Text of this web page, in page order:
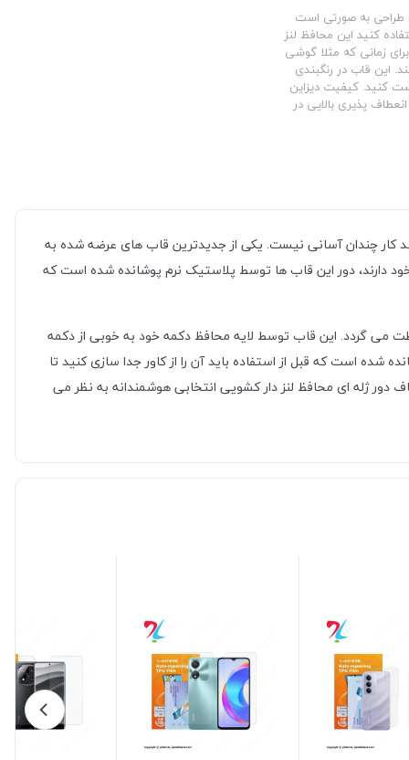
طراحی به صورتی است
کنید این محافظ لنز
زمانی که مثلا گوشی
این قاب در رنگبندی
کنید. کیفیت دیزاین
پذیری بالایی در
کار چندان آسانی نیست. یکی از جدیدترین قاب های عرضه شده به
دارند، دور این قاب ها توسط پلاستیک نرم پوشانده شده است که
می گردد. این قاب توسط لایه محافظ دکمه خود به خوبی از دکمه
است که قبل از استفاده باید آن را از کاور جدا سازی کنید تا
ژله ای محافظ لنز دار کشویی انتخابی هوشمندانه به نظر می